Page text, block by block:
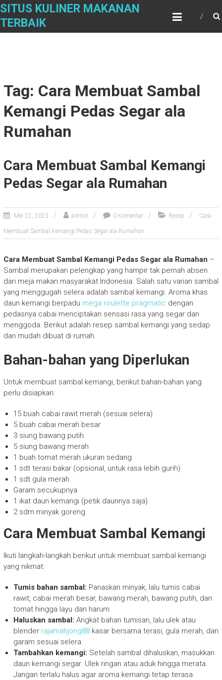
Skip
content
SITUS KULINER MAKANAN
TERBAIK
Tag: Cara Membuat Sambal
Kemangi Pedas Segar ala
Rumahan
Cara Membuat Sambal Kemangi
Pedas Segar ala Rumahan
Mei 22, 2025 admin 0 Komentar Resep Cara
Membuat Sambal Kemangi Pedas Segar ala Rumahan
Cara Membuat Sambal Kemangi Pedas Segar ala Rumahan –
Sambal merupakan pelengkap yang hampir tak pernah absen
dari meja makan masyarakat Indonesia. Salah satu varian sambal
yang menggugah selera adalah sambal kemangi. Aroma khas
daun kemangi berpadu mega roulette pragmatic dengan
pedasnya cabai menciptakan sensasi rasa yang segar dan
menggoda. Berikut adalah resep sambal kemangi yang sedap
dan mudah dibuat di rumah.
Bahan-bahan yang Diperlukan
Untuk membuat sambal kemangi, berikut bahan-bahan yang
perlu disiapkan:
15 buah cabai rawit merah (sesuai selera)
5 buah cabai merah besar
3 siung bawang putih
5 siung bawang merah
1 buah tomat merah ukuran sedang
1 sdt terasi bakar (opsional, untuk rasa lebih gurih)
1 sdt gula merah
Garam secukupnya
1 ikat daun kemangi (petik daunnya saja)
2 sdm minyak goreng
Cara Membuat Sambal Kemangi
Ikuti langkah-langkah berikut untuk membuat sambal kemangi
yang nikmat:
Tumis bahan sambal: Panaskan minyak, lalu tumis cabai
rawit, cabai merah besar, bawang merah, bawang putih, dan
tomat hingga layu dan harum.
Haluskan sambal: Angkat bahan tumisan, lalu ulek atau
blender rajamahjong88kasar bersama terasi, gula merah, dan
garam sesuai selera.
Tambahkan kemangi: Setelah sambal dihaluskan, masukkan
daun kemangi segar. Ulek ringan atau aduk hingga merata.
Jangan terlalu halus agar aroma kemangi tetap terasa.